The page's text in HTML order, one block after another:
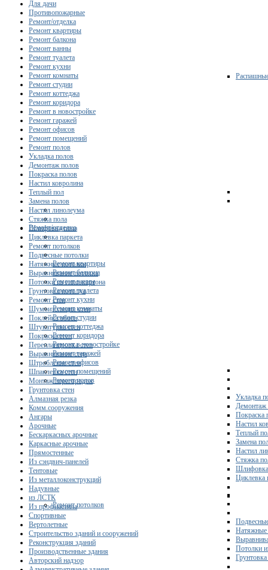
Ремонт/отделка
Ремонт квартиры
Ремонт балкона
Ремонт ванны
Ремонт туалета
Ремонт кухни
Ремонт комнаты
Ремонт студии
Ремонт коттеджа
Ремонт коридора
Ремонт в новостройке
Ремонт гаражей
Ремонт офисов
Ремонт помещений
Ремонт полов
Укладка
Демонтаж
Покраска
Настил
Теплый
Замена
Настил
Стяжка
Циклевка
Ремонт потолков
Натяжные
Потолки
Для дачи
Противопожарные
Ремонт/отделка
Ремонт квартиры
Ремонт балкона
Ремонт ванны
Ремонт туалета
Ремонт кухни
Ремонт комнаты
Ремонт студии
Ремонт коттеджа
Ремонт коридора
Ремонт в новостройке
Ремонт гаражей
Ремонт офисов
Ремонт помещений
Ремонт полов
Укладка полов
Демонтаж полов
Покраска полов
Настил ковролина
Теплый пол
Замена полов
Настил линолеума
Стяжка пола
Шлифовка пола
Циклевка паркета
Ремонт потолков
Подвесные потолки
Натяжные потолки
Выравнивание потолка
Потолки из гипсокартона
Грунтовка потолка
Ремонт стен
Шумоизоляция стен
Поклейка обоев
Штукатурка стен
Покраска стен
Перепланировка стен
Выравнивание стен
Штробление стен
Шпаклевка стен
Монтаж перегородок
Грунтовка стен
Алмазная резка
Комм.сооружения
Ангары
Арочные
Бескаркасных арочные
Каркасные арочные
Прямостенные
Из сэндвич-панелей
Тентовые
Из металлоконструкций
Надувные
из ЛСТК
Из профнастила
Спортивные
Вертолетные
Строительство зданий и сооружений
Реконструкция зданий
Производственные здания
Авторский надзор